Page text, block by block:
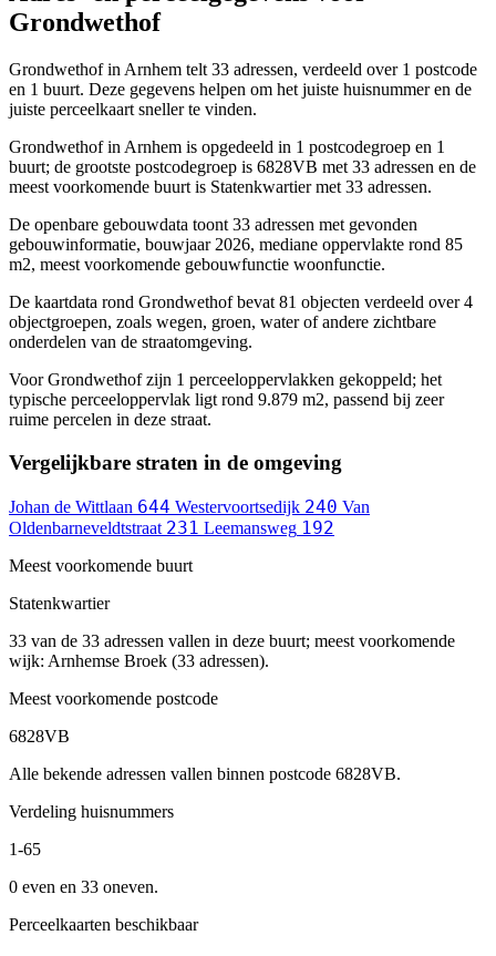
Grondwethof
Grondwethof in Arnhem telt 33 adressen, verdeeld over 1 postcode
en 1 buurt. Deze gegevens helpen om het juiste huisnummer en de
juiste perceelkaart sneller te vinden.
Grondwethof in Arnhem is opgedeeld in 1 postcodegroep en 1
buurt; de grootste postcodegroep is 6828VB met 33 adressen en de
meest voorkomende buurt is Statenkwartier met 33 adressen.
De openbare gebouwdata toont 33 adressen met gevonden
gebouwinformatie, bouwjaar 2026, mediane oppervlakte rond 85
m2, meest voorkomende gebouwfunctie woonfunctie.
De kaartdata rond Grondwethof bevat 81 objecten verdeeld over 4
objectgroepen, zoals wegen, groen, water of andere zichtbare
onderdelen van de straatomgeving.
Voor Grondwethof zijn 1 perceeloppervlakken gekoppeld; het
typische perceeloppervlak ligt rond 9.879 m2, passend bij zeer
ruime percelen in deze straat.
Vergelijkbare straten in de omgeving
Johan de Wittlaan 644 Westervoortsedijk 240 Van
Oldenbarneveldtstraat 231 Leemansweg 192
Meest voorkomende buurt
Statenkwartier
33 van de 33 adressen vallen in deze buurt; meest voorkomende
wijk: Arnhemse Broek (33 adressen).
Meest voorkomende postcode
6828VB
Alle bekende adressen vallen binnen postcode 6828VB.
Verdeling huisnummers
1-65
0 even en 33 oneven.
Perceelkaarten beschikbaar